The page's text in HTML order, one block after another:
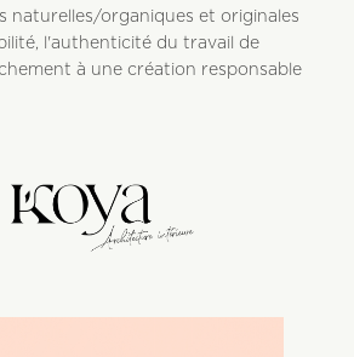
naturelles/organiques et originales
l'authenticité du travail de
à une création responsable